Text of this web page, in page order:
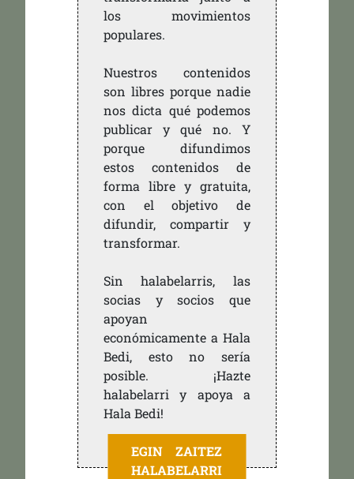
los movimientos
populares.
Nuestros contenidos
son libres porque nadie
nos dicta qué podemos
publicar y qué no. Y
porque difundimos
estos contenidos de
forma libre y gratuita,
con el objetivo de
difundir, compartir y
transformar.
Sin halabelarris, las
socias y socios que
apoyan
económicamente a Hala
Bedi, esto no sería
posible. ¡Hazte
halabelarri y apoya a
Hala Bedi!
EGIN ZAITEZ
HALABELARRI